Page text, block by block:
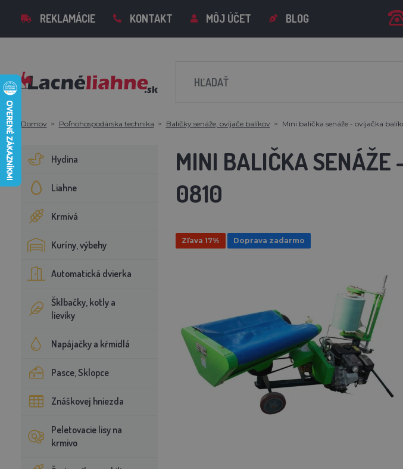
REKLAMÁCIE KONTAKT MÔJ ÚČET BLOG
Domov Poľnohospodárska technika Baličky senáže, ovíjače balíkov Mini balička senáže - ovíjačka
Hydina
Liahne
Krmivá
Kuríny, výbehy
Automatická dvierka
Šklbačky, kotly a
lieviky
Napájačky a kŕmidlá
Pasce, Sklopce
Znáškovej hniezda
Peletovacie lisy na
krmivo
MINI BALIČKA SENÁŽE
0810
Zľava 17% Doprava zadarmo